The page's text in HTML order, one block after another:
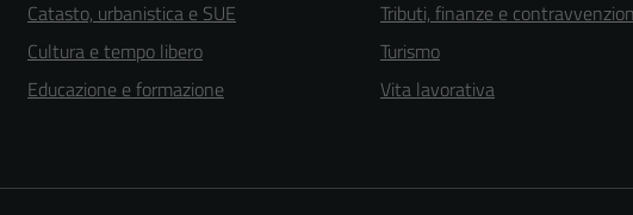
Catasto, urbanistica e SUE
Cultura e tempo libero
Educazione e formazione
Tributi, finanze e
Turismo
Vita lavorativa